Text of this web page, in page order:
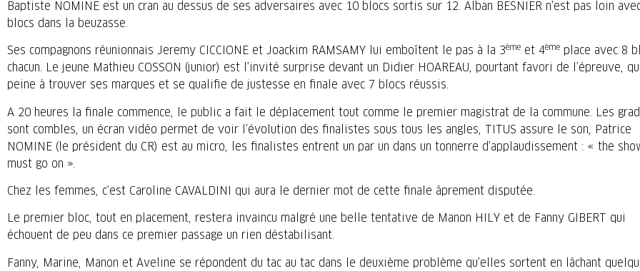
Baptiste NOMINE est un cran au dessus de ses adversaires avec 10 blocs sortis sur 12. Alban BESNIER n’est pas loin
blocs dans la beuzasse.
Ses compagnons réunionnais Jeremy CICCIONE et Joackim RAMSAMY lui emboîtent le pas à la 3ème et 4ème place avec 8
chacun. Le jeune Mathieu COSSON (junior) est l’invité surprise devant un Didier HOAREAU, pourtant favori de l’épreuve,
peine à trouver ses marques et se qualifie de justesse en finale avec 7 blocs réussis.
A 20 heures la finale commence, le public a fait le déplacement tout comme le premier magistrat de la commune. Les
sont combles, un écran vidéo permet de voir l’évolution des finalistes sous tous les angles, TITUS assure le son, Patrice
NOMINE (le président du CR) est au micro, les finalistes entrent un par un dans un tonnerre d’applaudissement : « the
must go on ».
Chez les femmes, c’est Caroline CAVALDINI qui aura le dernier mot de cette finale âprement disputée.
Le premier bloc, tout en placement, restera invaincu malgré une belle tentative de Manon HILY et de Fanny GIBERT qui
échouent de peu dans ce premier passage un rien déstabilisant.
Fanny, Marine, Manon et Aveline se répondent du tac au tac dans le deuxième problème qu’elles sortent en lâchant